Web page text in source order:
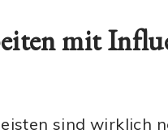
mit
sind wirklich